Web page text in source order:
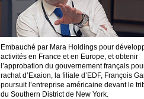
Embauché par Mara Holdings pour
activités en France et en Europe, et obtenir
l’approbation du gouvernement français
rachat d’Exaion, la filiale d’EDF, François
poursuit l’entreprise américaine devant le
du Southern District de New York.